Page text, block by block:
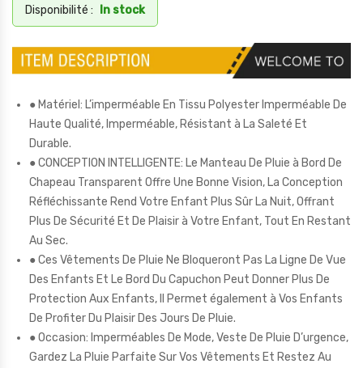
Disponibilité : In stock
● Matériel: L’imperméable En Tissu Polyester Imperméable De
Haute Qualité, Imperméable, Résistant à La Saleté Et
Durable.
● CONCEPTION INTELLIGENTE: Le Manteau De Pluie à Bord De
Chapeau Transparent Offre Une Bonne Vision, La Conception
Réfléchissante Rend Votre Enfant Plus Sûr La Nuit, Offrant
Plus De Sécurité Et De Plaisir à Votre Enfant, Tout En Restant
Au Sec.
● Ces Vêtements De Pluie Ne Bloqueront Pas La Ligne De Vue
Des Enfants Et Le Bord Du Capuchon Peut Donner Plus De
Protection Aux Enfants, Il Permet également à Vos Enfants
De Profiter Du Plaisir Des Jours De Pluie.
● Occasion: Imperméables De Mode, Veste De Pluie D’urgence,
Gardez La Pluie Parfaite Sur Vos Vêtements Et Restez Au